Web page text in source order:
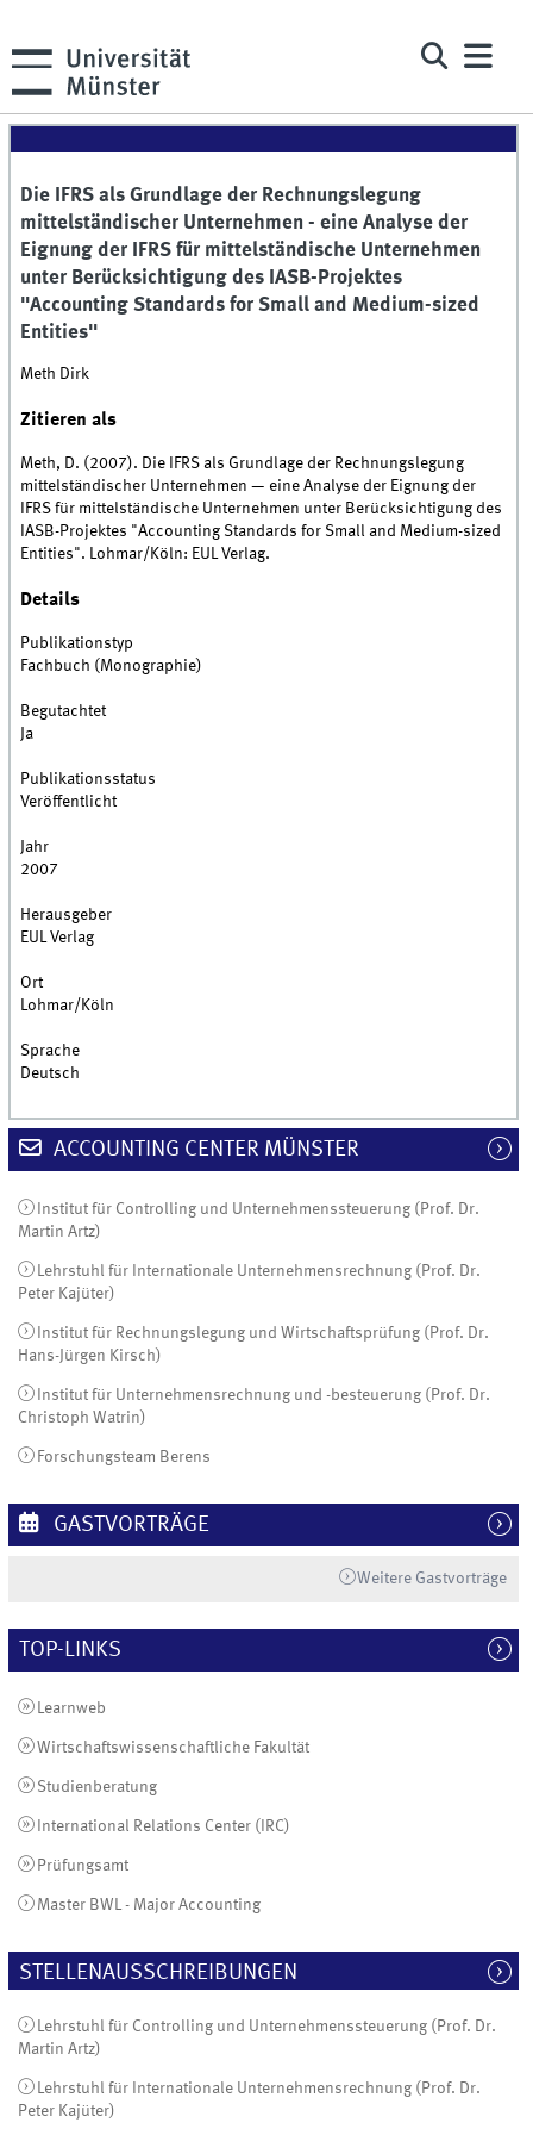
Die IFRS als Grundlage der Rechnungslegung
mittelständischer Unternehmen - eine Analyse der
Eignung der IFRS für mittelständische Unternehmen
unter Berücksichtigung des IASB-Projektes
"Accounting Standards for Small and Medium-sized
Entities"
Meth Dirk
Zitieren als
Meth, D. (2007). Die IFRS als Grundlage der Rechnungslegung
mittelständischer Unternehmen — eine Analyse der Eignung der
IFRS für mittelständische Unternehmen unter Berücksichtigung des
IASB-Projektes "Accounting Standards for Small and Medium-sized
Entities". Lohmar/Köln: EUL Verlag.
Details
Publikationstyp
Fachbuch (Monographie)
Begutachtet
Ja
Publikationsstatus
Veröffentlicht
Jahr
2007
Herausgeber
EUL Verlag
Ort
Lohmar/Köln
Sprache
Deutsch
ACCOUNTING CENTER MÜNSTER
Institut für Controlling und Unternehmenssteuerung (Prof. Dr.
Martin Artz)
Lehrstuhl für Internationale Unternehmensrechnung (Prof. Dr.
Peter Kajüter)
Institut für Rechnungslegung und Wirtschaftsprüfung (Prof. Dr.
Hans-Jürgen Kirsch)
Institut für Unternehmensrechnung und -besteuerung (Prof. Dr.
Christoph Watrin)
Forschungsteam Berens
GASTVORTRÄGE
Weitere Gastvorträge
TOP-LINKS
Learnweb
Wirtschaftswissenschaftliche Fakultät
Studienberatung
International Relations Center (IRC)
Prüfungsamt
Master BWL - Major Accounting
STELLENAUSSCHREIBUNGEN
Lehrstuhl für Controlling und Unternehmenssteuerung (Prof. Dr.
Martin Artz)
Lehrstuhl für Internationale Unternehmensrechnung (Prof. Dr.
Peter Kajüter)